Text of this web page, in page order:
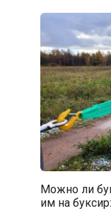
Можно ли
им на